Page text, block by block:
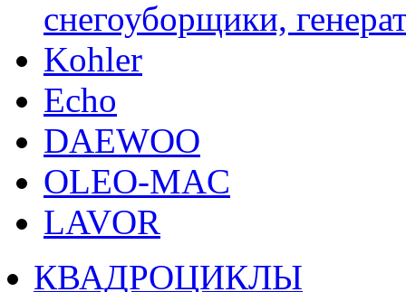
снегоуборщики,
Kohler
Echo
DAEWOO
OLEO-MAC
LAVOR
КВАДРОЦИКЛЫ